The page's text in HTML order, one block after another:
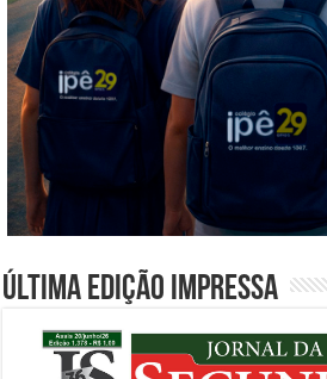
Última edição impressa